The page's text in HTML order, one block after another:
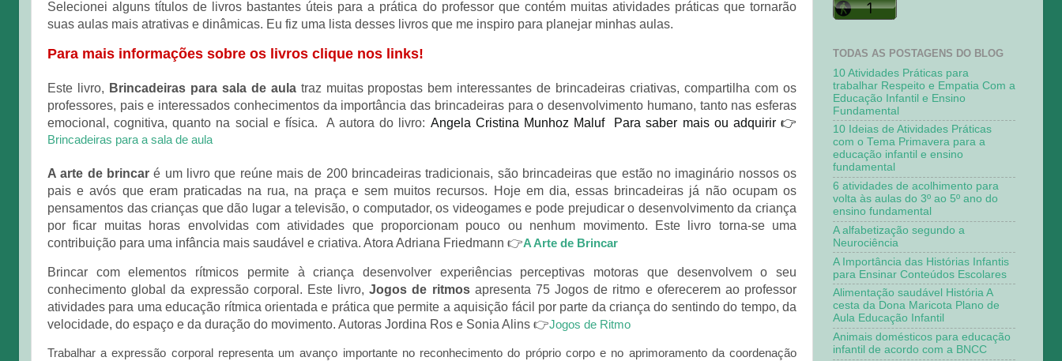
Selecionei alguns títulos de livros bastantes úteis para a prática do professor que contém muitas atividades práticas que tornarão
suas aulas mais atrativas e dinâmicas. Eu fiz uma lista desses livros que me inspiro para planejar minhas aulas.
Para mais informações sobre os livros clique nos links!
Este livro, Brincadeiras para sala de aula traz muitas propostas bem interessantes de brincadeiras criativas, compartilha com os
professores, pais e interessados conhecimentos da importância das brincadeiras para o desenvolvimento humano, tanto nas esferas
emocional, cognitiva, quanto na social e física. A autora do livro: Angela Cristina Munhoz Maluf Para saber mais ou adquirir 👉
Brincadeiras para a sala de aula
A arte de brincar é um livro que reúne mais de 200 brincadeiras tradicionais, são brincadeiras que estão no imaginário nossos os
pais e avós que eram praticadas na rua, na praça e sem muitos recursos. Hoje em dia, essas brincadeiras já não ocupam os
pensamentos das crianças que dão lugar a televisão, o computador, os videogames e pode prejudicar o desenvolvimento da criança
por ficar muitas horas envolvidas com atividades que proporcionam pouco ou nenhum movimento. Este livro torna-se uma
contribuição para uma infância mais saudável e criativa. Atora Adriana Friedmann 👉A Arte de Brincar
Brincar com elementos rítmicos permite à criança desenvolver experiências perceptivas motoras que desenvolvem o seu
conhecimento global da expressão corporal. Este livro,Jogos de ritmos apresenta 75 Jogos de ritmo e oferecerem ao professor
atividades para uma educação rítmica orientada e prática que permite a aquisição fácil por parte da criança do sentindo do tempo, da
velocidade, do espaço e da duração do movimento. Autoras Jordina Ros e Sonia Alins 👉Jogos de Ritmo
Trabalhar a expressão corporal representa um avanço importante no reconhecimento do próprio corpo e no aprimoramento da coordenação
TODAS AS POSTAGENS DO BLOG
10 Atividades Práticas para
trabalhar Respeito e Empatia Com a
Educação Infantil e Ensino
Fundamental
10 Ideias de Atividades Práticas
com o Tema Primavera para a
educação infantil e ensino
fundamental
6 atividades de acolhimento para
volta às aulas do 3º ao 5º ano do
ensino fundamental
A alfabetização segundo a
Neurociência
A Importância das Histórias Infantis
para Ensinar Conteúdos Escolares
Alimentação saudável História A
cesta da Dona Maricota Plano de
Aula Educação Infantil
Animais domésticos para educação
infantil de acordo com a BNCC